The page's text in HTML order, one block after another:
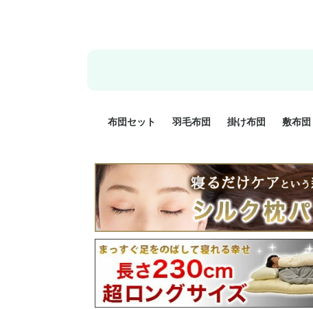
布団セット
羽毛布団セット 2点セット
3点セット
4点セット
5点セット
6点セット
エクセルゴー
ロイヤルゴー
マザーダック
小さい布団セット
大きい布団セット
掛け布団セット 2点セット
3点セット
4点セット
6点セット
敷布団セット 2点セット
3点セット
羽毛布団
プレミアムゴールド
ロイヤルゴールド
エクセルゴールド
ニューゴールド
マザーダックダウン
マザーグースダウン
スーパーロングサイズ
洗える羽毛布団
肌掛け布団
掛け布団
防ダニ掛け布団
洗える掛け布団
小さい掛け布団
大きい掛け布団
肌掛け布団
敷布団
防ダ
小さ
大き
機能